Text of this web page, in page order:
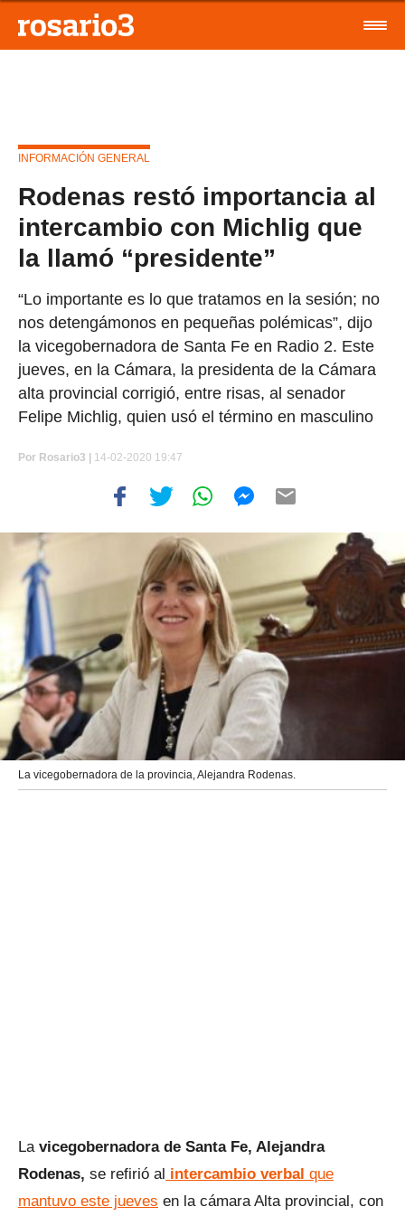
INFORMACIÓN GENERAL
Rodenas restó importancia al
intercambio con Michlig que
la llamó “presidente”
“Lo importante es lo que tratamos en la sesión; no
nos detengámonos en pequeñas polémicas”, dijo
la vicegobernadora de Santa Fe en Radio 2. Este
jueves, en la Cámara, la presidenta de la Cámara
alta provincial corrigió, entre risas, al senador
Felipe Michlig, quien usó el término en masculino
Por Rosario3 | 14-02-2020 19:47
La vicegobernadora de la provincia, Alejandra Rodenas.
La vicegobernadora de Santa Fe, Alejandra
Rodenas, se refirió al intercambio verbal que
mantuvo este jueves en la cámara Alta provincial, con